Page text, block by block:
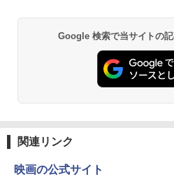
Google 検索で当サイトの
関連リンク
映画の公式サイト